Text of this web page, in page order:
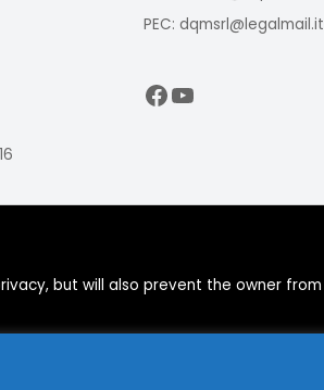
PEC: dqmsrl@legalmail.it
Facebook
YouTube
but will also prevent the owner